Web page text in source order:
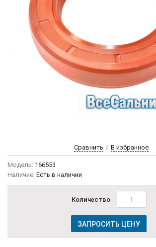
Сравнить | В избранное
Модель: 166553
Наличие: Есть в наличии
Количество
ЗАПРОСИТЬ ЦЕНУ